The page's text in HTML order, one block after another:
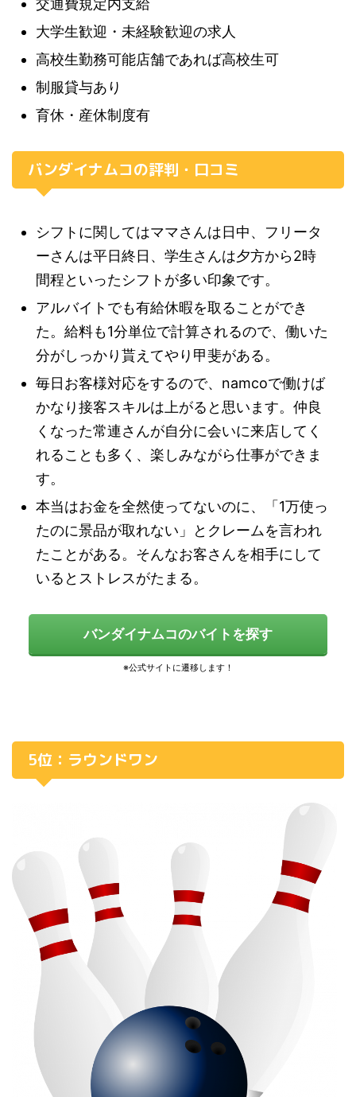
交通費規定内支給
大学生歓迎・未経験歓迎の求人
高校生勤務可能店舗であれば高校生可
制服貸与あり
育休・産休制度有
バンダイナムコの評判・口コミ
シフトに関してはママさんは日中、フリータ
ーさんは平日終日、学生さんは夕方から2時
間程といったシフトが多い印象です。
アルバイトでも有給休暇を取ることができ
た。給料も1分単位で計算されるので、働いた
分がしっかり貰えてやり甲斐がある。
毎日お客様対応をするので、namcoで働けば
かなり接客スキルは上がると思います。仲良
くなった常連さんが自分に会いに来店してく
れることも多く、楽しみながら仕事ができま
す。
本当はお金を全然使ってないのに、「1万使っ
たのに景品が取れない」とクレームを言われ
たことがある。そんなお客さんを相手にして
いるとストレスがたまる。
バンダイナムコのバイトを探す
5位：ラウンドワン